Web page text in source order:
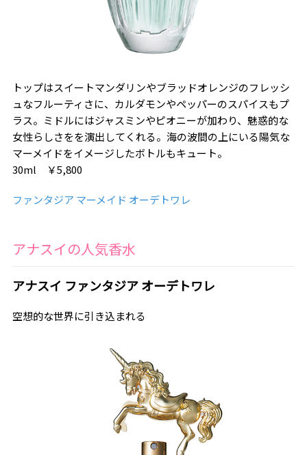
トップはスイートマンダリンやブラッドオレンジのフレッシ
ュなフルーティさに、カルダモンやペッパーのスパイスもプ
ラス。ミドルにはジャスミンやピオニーが加わり、魅惑的な
女性らしさをを演出してくれる。海の波間の上にいる陽気な
マーメイドをイメージしたボトルもキュート。
30ml ￥5,800
ファンタジア マーメイド オーデトワレ
アナスイの人気香水
アナスイ ファンタジア オーデトワレ
空想的な世界に引き込まれる